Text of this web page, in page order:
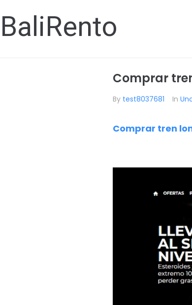
BaliRento
Comprar
By test8037681 In
Comprar tren